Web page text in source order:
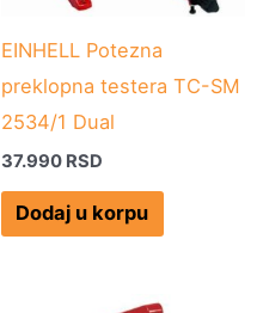
EINHELL Potezna
preklopna testera TC-SM
2534/1 Dual
37.990 RSD
Dodaj u korpu